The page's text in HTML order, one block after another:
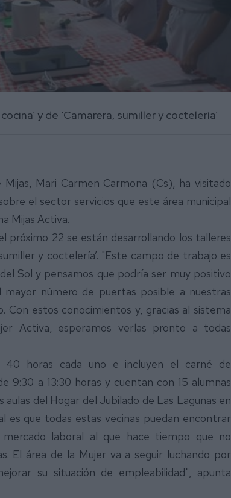
y de ‘Camarera, sumiller y coctelería’
Mari Carmen Carmona (Cs), ha visitado
el sector servicios que este área municipal
Mijas Activa.
próximo 22 se están desarrollando los talleres
y coctelería’. "Este campo de trabajo es
Sol y pensamos que podría ser muy positivo
número de puertas posible a nuestras
Con estos conocimientos y, gracias al sistema
Activa, esperamos verlas pronto a todas
40 horas cada uno e incluyen el carné de
9:30 a 13:30 horas y cuentan con 15 alumnas
del Hogar del Jubilado de Las Lagunas en
es que todas estas vecinas puedan encontrar
laboral al que hace tiempo que no
El área de la Mujer va a seguir luchando por
su situación de empleabilidad", apunta